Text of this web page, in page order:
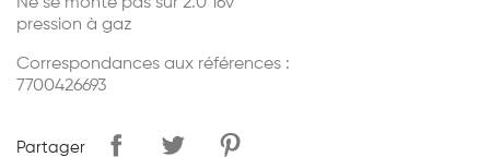
pression à gaz
Correspondances aux références :
7700426693
Partager